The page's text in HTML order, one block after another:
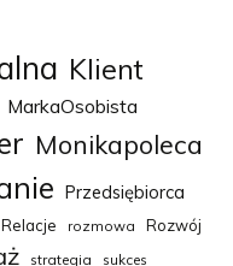
Klient
MarkaOsobista
Monikapoleca
Przedsiębiorca
Relacje rozmowa
Rozwój
strategia sukces